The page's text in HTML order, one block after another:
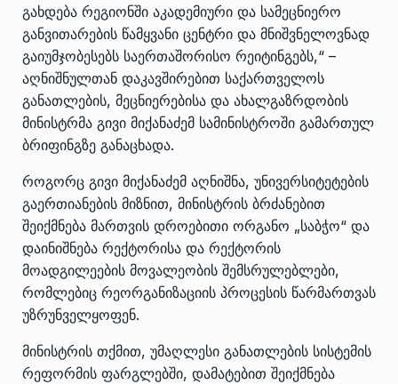
გახდება რეგიონში აკადემიური და სამეცნიერო
განვითარების წამყვანი ცენტრი და მნიშვნელოვნად
გაიუმჯობესებს საერთაშორისო რეიტინგებს,“ –
აღნიშნულთან დაკავშირებით საქართველოს
განათლების, მეცნიერებისა და ახალგაზრდობის
მინისტრმა გივი მიქანაძემ სამინისტროში გამართულ
ბრიფინგზე განაცხადა.
როგორც გივი მიქანაძემ აღნიშნა, უნივერსიტეტების
გაერთიანების მიზნით, მინისტრის ბრძანებით
შეიქმნება მართვის დროებითი ორგანო „საბჭო“ და
დაინიშნება რექტორისა და რექტორის
მოადგილეების მოვალეობის შემსრულებლები,
რომლებიც რეორგანიზაციის პროცესის წარმართვას
უზრუნველყოფენ.
მინისტრის თქმით, უმაღლესი განათლების სისტემის
რეფორმის ფარგლებში, დამატებით შეიქმნება